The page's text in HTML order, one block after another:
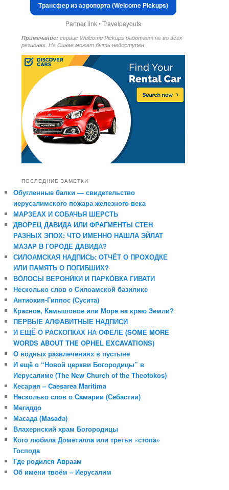
Трансфер из аэропорта (Welcome Pickups)
Partner link • Travelpayouts
Примечание: сервис Welcome Pickups работает не во всех
регионах. На Синае может быть недоступен
ПОСЛЕДНИЕ ЗАМЕТКИ
Обугленные балки — свидетельство
иерусалимского пожара железного века
МАРЗЕАХ И СОБАЧЬЯ ШЕРСТЬ
ДВОРЕЦ ДАВИДА ИЛИ ФРАГМЕНТЫ СТЕН
РАЗНЫХ ЭПОХ: ЧТО ИМЕННО НАШЛА ЭЙЛАТ
МАЗАР В ГОРОДЕ ДАВИДА?
СИЛОАМСКАЯ НАДПИСЬ: ОТЧЁТ О ПРОХОДКЕ
ИЛИ ПАМЯТЬ О ПОГИБШИХ?
ВО́ЛОСЫ ВЕРОНИ́КИ И ПАРКО́ВКА ГИВАТИ
Несколько слов о Силоамской базилике
Антиохия-Гиппос (Сусита)
Красное, Камышовое или Море на краю Земли?
ПЕРВЫЕ АЛФАВИТНЫЕ НАДПИСИ
И ЕЩЁ О РАСКОПКАХ НА ОФЕЛЕ (SOME MORE
WORDS ABOUT THE OPHEL EXCAVATIONS)
О водных развлечениях в пустыне
И ещё о “Новой церкви Богородицы” в
Иерусалиме (The New Church of the Theotokos)
Кесария – Caesarea Maritima
Несколько слов о Самарии (Себастии)
Мегиддо
Масада (Masada)
Влахернский храм Богородицы
Кого любила Дометилла или третья «стопа»
Господа
Где родился Авраам
Об имени твоём – Иерусалим